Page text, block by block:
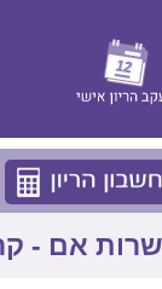
אם -